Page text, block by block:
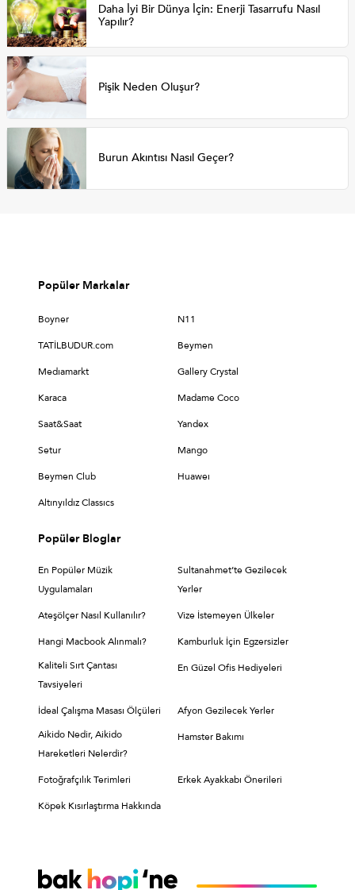
Daha İyi Bir Dünya İçin: Enerji Tasarrufu Nasıl
Yapılır?
Pişik Neden Oluşur?
Burun Akıntısı Nasıl Geçer?
Popüler Markalar
Boyner N11
TATİLBUDUR.com Beymen
Medıamarkt Gallery Crystal
Karaca Madame Coco
Saat&Saat Yandex
Setur Mango
Beymen Club Huaweı
Altınyıldız Classıcs
Popüler Bloglar
En Popüler Müzik
Uygulamaları
Sultanahmet’te Gezilecek
Yerler
Ateşölçer Nasıl Kullanılır? Vize İstemeyen Ülkeler
Hangi Macbook Alınmalı?
Kamburluk İçin Egzersizler
Kaliteli Sırt Çantası
Tavsiyeleri
En Güzel Ofis Hediyeleri
İdeal Çalışma Masası Ölçüleri
Afyon Gezilecek Yerler
Aikido Nedir, Aikido
Hareketleri Nelerdir?
Hamster Bakımı
Fotoğrafçılık Terimleri Erkek Ayakkabı Önerileri
Köpek Kısırlaştırma Hakkında